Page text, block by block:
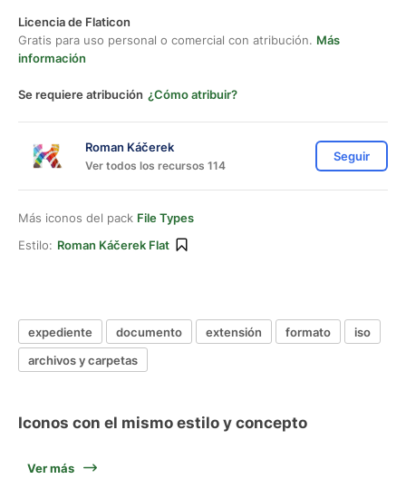
Licencia de Flaticon
Gratis para uso personal o comercial con atribución. Más
información
Se requiere atribución ¿Cómo atribuir?
Roman Káčerek
Ver todos los recursos 114
Seguir
Más iconos del pack File Types
Estilo: Roman Káčerek Flat
expediente documento extensión formato
iso
archivos y carpetas
Iconos con el mismo estilo y concepto
Ver más